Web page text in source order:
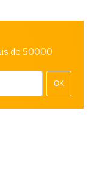
de 50000
OK